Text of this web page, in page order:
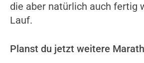
die aber natürlich auch fertig
Lauf.
Planst du jetzt weitere